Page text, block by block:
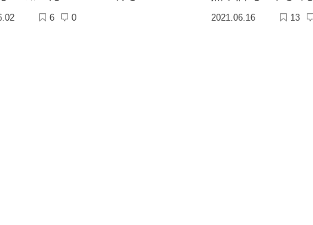
6 0 2021.06.16 13